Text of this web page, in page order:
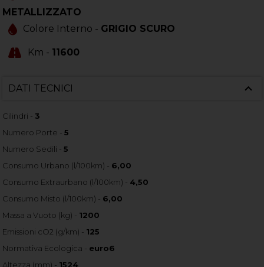
METALLIZZATO
Colore Interno - GRIGIO SCURO
Km - 11600
DATI TECNICI
Cilindri - 3
Numero Porte -5
Numero Sedili -5
Consumo Urbano (l/100km) - 6,00
Consumo Extraurbano (l/100km) - 4,50
Consumo Misto (l/100km) - 6,00
Massa a Vuoto (kg) - 1200
Emissioni cO2 (g/km) - 125
Normativa Ecologica - euro6
Altezza (mm) - 1524